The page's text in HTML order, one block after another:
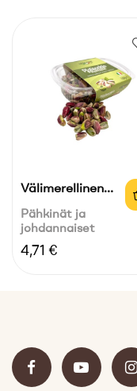
Välimerellinen
Kuorittu...
Pähkinät ja
johdannaiset
Hinta
4,71 €